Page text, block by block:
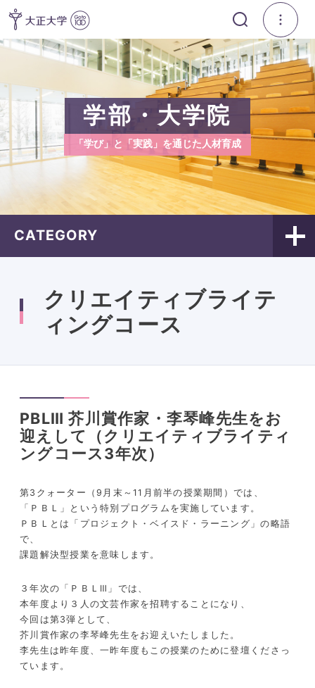
学部・大学院
「学び」と「実践」を通じた人材育成
CATEGORY
クリエイティブライテ
ィングコース
PBLⅢ 芥川賞作家・李琴峰先生をお
迎えして（クリエイティブライティ
ングコース3年次）
第3クォーター（9月末～11月前半の授業期間）では、
「ＰＢＬ」という特別プログラムを実施しています。
ＰＢＬとは「プロジェクト・ベイスド・ラーニング」の略語
で、
課題解決型授業を意味します。
３年次の「ＰＢＬⅢ」では、
本年度より３人の文芸作家を招聘することになり、
今回は第3弾として、
芥川賞作家の李琴峰先生をお迎えいたしました。
李先生は昨年度、一昨年度もこの授業のために登壇くださっ
ています。